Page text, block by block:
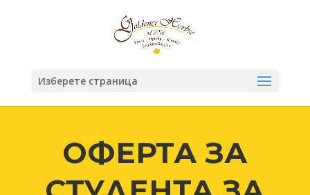
Изберете страница
ОФЕРТА ЗА